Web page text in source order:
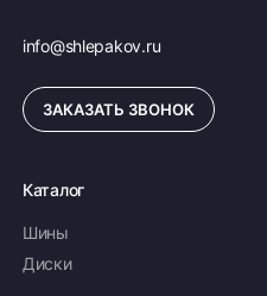
info@shlepakov.ru
ЗАКАЗАТЬ ЗВОНОК
Каталог
Шины
Диски